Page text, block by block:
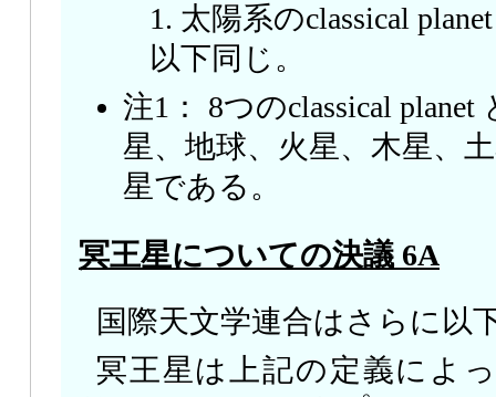
1. 太陽系のclassical
以下同じ。
注1： 8つのclassical
星、地球、火星、木星、
星である。
冥王星についての決議 6A
国際天文学連合はさらに以
冥王星は上記の定義によ